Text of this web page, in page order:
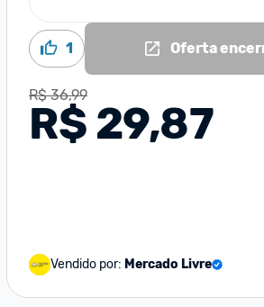
1 Oferta
R$ 36,99
R$ 29,87
Vendido por: Mercado Livre